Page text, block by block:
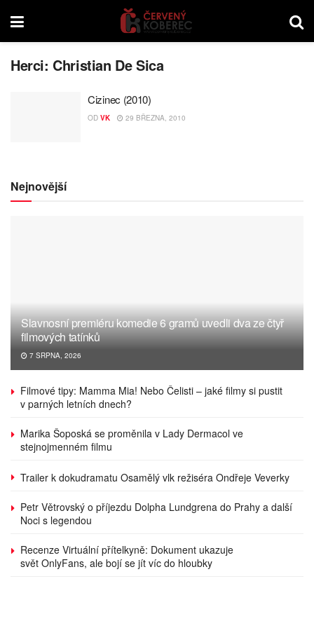
Herci: Christian De Sica
Cizinec (2010)
OD VK 29 BŘEZNA, 2010
Nejnovější
Slavnosní premiéru komedie 6 gramů uvedli dva ze čtyř
filmových tatínků
7 SRPNA, 2026
Filmové tipy: Mamma Mia! Nebo Čelisti – jaké filmy si pustit
v parných letních dnech?
Marika Šoposká se proměnila v Lady Dermacol ve
stejnojmenném filmu
Trailer k dokudramatu Osamělý vlk režiséra Ondřeje Veverky
Petr Větrovský o příjezdu Dolpha Lundgrena do Prahy a další
Noci s legendou
Recenze Virtuální přítelkyně: Dokument ukazuje
svět OnlyFans, ale bojí se jít víc do hloubky